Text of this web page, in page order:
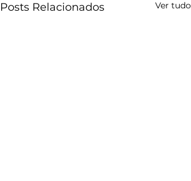
Posts Relacionados Ver tudo